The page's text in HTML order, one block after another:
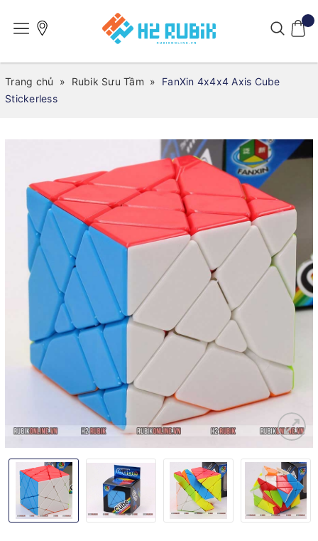
Trang chủ » Rubik Sưu Tầm »
FanXin 4x4x4 Axis Cube
Stickerless